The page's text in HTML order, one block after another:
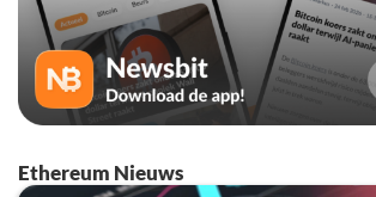
Ethereum Nieuws